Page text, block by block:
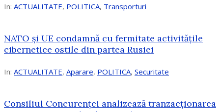
In: ACTUALITATE, POLITICA, Transporturi
NATO și UE condamnă cu fermitate activitățile
cibernetice ostile din partea Rusiei
In: ACTUALITATE, Aparare, POLITICA, Securitate
Consiliul Concurenţei analizează tranzacționarea